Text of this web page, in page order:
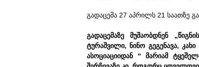
გადაცემა 27 აპრილს 21 საათზე
გადაცემაზე მუშაობდნენ
ტურაშვილი, ნინო გეგენავა,
ასოციაციიდან “ მარიამ